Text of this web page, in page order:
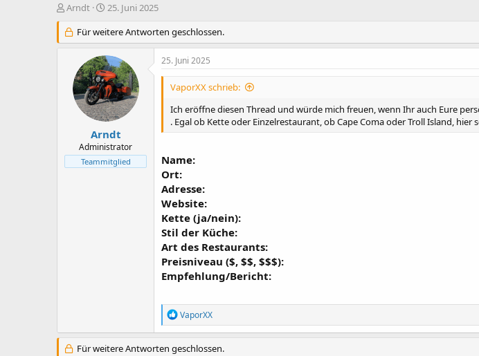
E
s
t
Arndt
E
s
t
e
l
l
t
a
m
25. Juni 2025
Für weitere Antworten geschlossen.
Arndt
Administrator
Teammitglied
25. Juni 2025
VaporXX schrieb:
Ich eröffne diesen Thread und würde mich freuen, wenn Ihr auch Eure
. Egal ob Kette oder Einzelrestaurant, ob Cape Coma oder Troll Island,
Name:
Ort:
Adresse:
Website:
Kette (ja/nein):
Stil der Küche:
Art des Restaurants:
Preisniveau ($, $$, $$$):
Empfehlung/Bericht:
R
e
a
k
VaporXX
Für weitere Antworten geschlossen.